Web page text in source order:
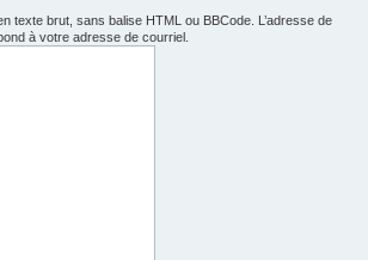
texte brut, sans balise HTML ou BBCode. L’adresse de
à votre adresse de courriel.